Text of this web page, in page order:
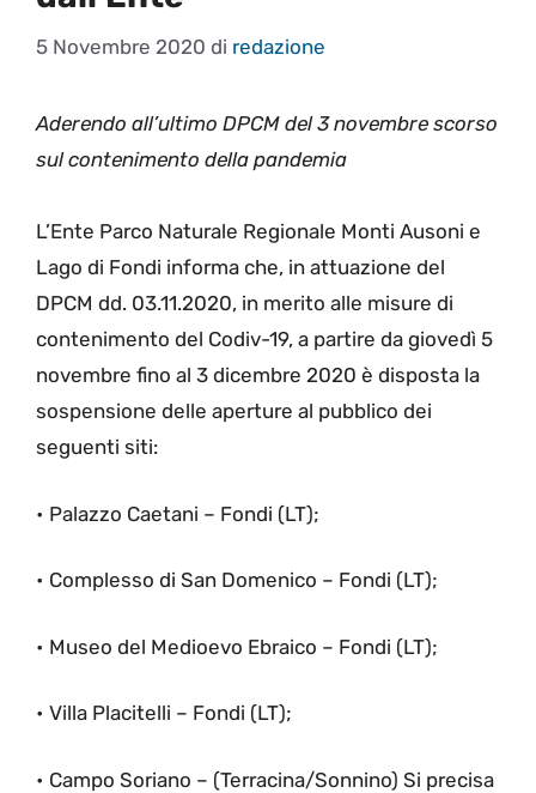
5 Novembre 2020 di redazione
Aderendo all’ultimo DPCM del 3 novembre scorso
sul contenimento della pandemia
L’Ente Parco Naturale Regionale Monti Ausoni e
Lago di Fondi informa che, in attuazione del
DPCM dd. 03.11.2020, in merito alle misure di
contenimento del Codiv-19, a partire da giovedì 5
novembre fino al 3 dicembre 2020 è disposta la
sospensione delle aperture al pubblico dei
seguenti siti:
• Palazzo Caetani – Fondi (LT);
• Complesso di San Domenico – Fondi (LT);
• Museo del Medioevo Ebraico – Fondi (LT);
• Villa Placitelli – Fondi (LT);
• Campo Soriano – (Terracina/Sonnino) Si precisa